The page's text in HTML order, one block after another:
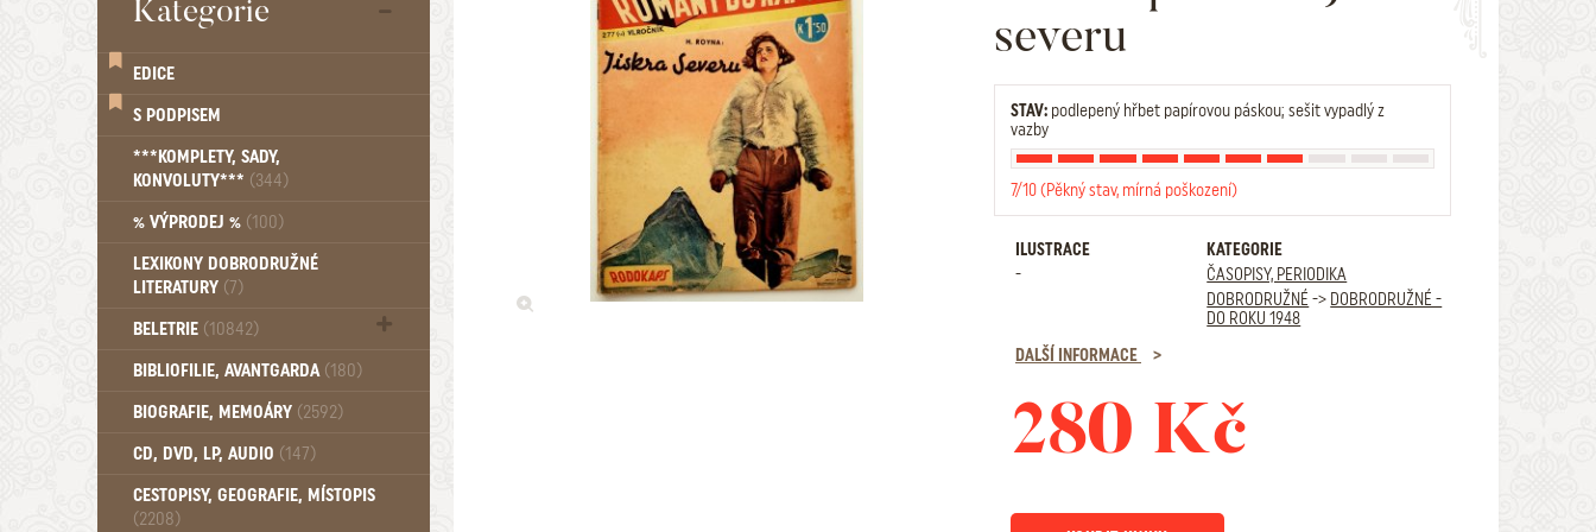
Kategorie
EDICE
S PODPISEM
***KOMPLETY, SADY,
KONVOLUTY*** (344)
% VÝPRODEJ % (100)
LEXIKONY DOBRODRUŽNÉ
LITERATURY (7)
BELETRIE (10842)
Beletrie - Historická (1388)
Beletrie - Povídky (1758)
Beletrie - Válečné romány (489)
Beletrie - Ženské a dívčí romány
(1522)
BIBLIOFILIE, AVANTGARDA (180)
BIOGRAFIE, MEMOÁRY (2592)
CD, DVD, LP, AUDIO (147)
CESTOPISY, GEOGRAFIE, MÍSTOPIS
(2208)
severu
STAV: podlepený hřbet papírovou páskou; sešit vypadlý z
vazby
7/10 (Pěkný stav, mírná poškození)
ILUSTRACE
-
KATEGORIE
ČASOPISY, PERIODIKA
DOBRODRUŽNÉ -> DOBRODRUŽNÉ -
DO ROKU 1948
DALŠÍ INFORMACE
280 Kč